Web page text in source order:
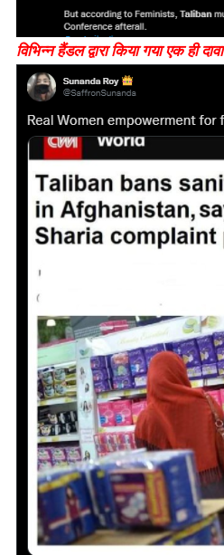
विभिन्न हैंडल द्वारा किया गया एक ही दावा